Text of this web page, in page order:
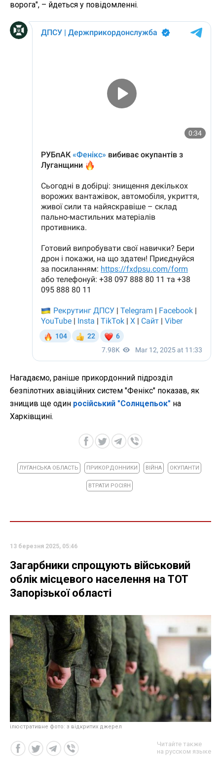
ворога", – йдеться у повідомленні.
Нагадаємо, раніше прикордонний підрозділ
безпілотних авіаційних систем "Фенікс" показав, як
знищив ще один російський "Солнцепьок" на
Харківщині.
ЛУГАНСЬКА ОБЛАСТЬ ПРИКОРДОННИКИ ВІЙНА ОКУПАНТИ
ВТРАТИ РОСІЯН
13 березня 2025, 05:46
Загарбники спрощують військовий
облік місцевого населення на ТОТ
Запорізької області
ілюстративне фото: з відкритих джерел
Читайте также
на русском языке